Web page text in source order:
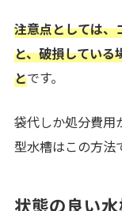
注意点としては、
と、破損している
とです。
袋代しか処分費用
型水槽はこの方法
状態の良い